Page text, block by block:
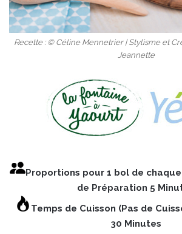
Recette : © Céline Mennetrier | Stylisme et
Jeannette
Proportions pour 1 bol de
de Préparation 5
Temps de Cuisson (Pas de
30 Minutes